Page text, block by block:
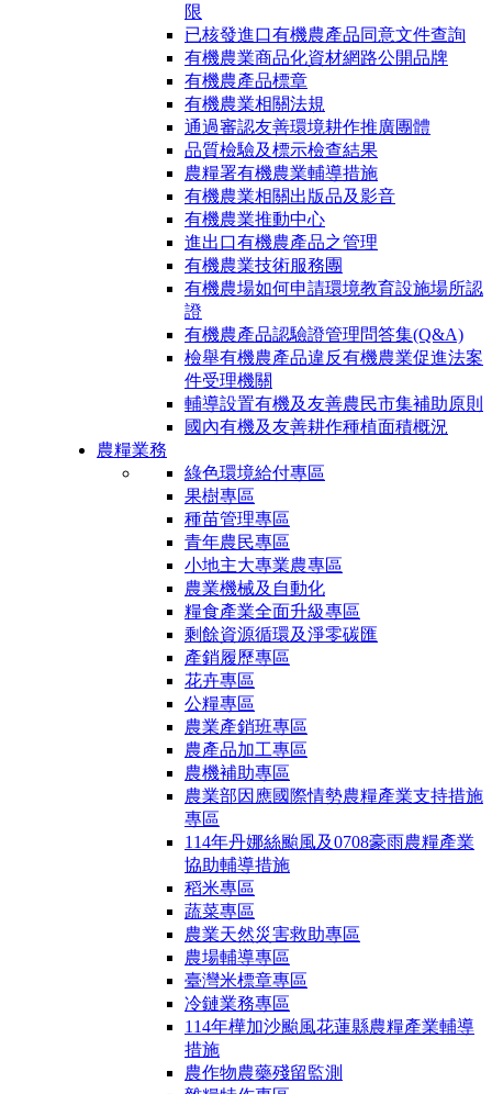
限
已核發進口有機農產品同意文件查詢
有機農業商品化資材網路公開品牌
有機農產品標章
有機農業相關法規
通過審認友善環境耕作推廣團體
品質檢驗及標示檢查結果
農糧署有機農業輔導措施
有機農業相關出版品及影音
有機農業推動中心
進出口有機農產品之管理
有機農業技術服務團
有機農場如何申請環境教育設施場所認
證
有機農產品認驗證管理問答集(Q&A)
檢舉有機農產品違反有機農業促進法案
件受理機關
輔導設置有機及友善農民市集補助原則
國內有機及友善耕作種植面積概況
農糧業務
綠色環境給付專區
果樹專區
種苗管理專區
青年農民專區
小地主大專業農專區
農業機械及自動化
糧食產業全面升級專區
剩餘資源循環及淨零碳匯
產銷履歷專區
花卉專區
公糧專區
農業產銷班專區
農產品加工專區
農機補助專區
農業部因應國際情勢農糧產業支持措施
專區
114年丹娜絲颱風及0708豪雨農糧產業
協助輔導措施
稻米專區
蔬菜專區
農業天然災害救助專區
農場輔導專區
臺灣米標章專區
冷鏈業務專區
114年樺加沙颱風花蓮縣農糧產業輔導
措施
農作物農藥殘留監測